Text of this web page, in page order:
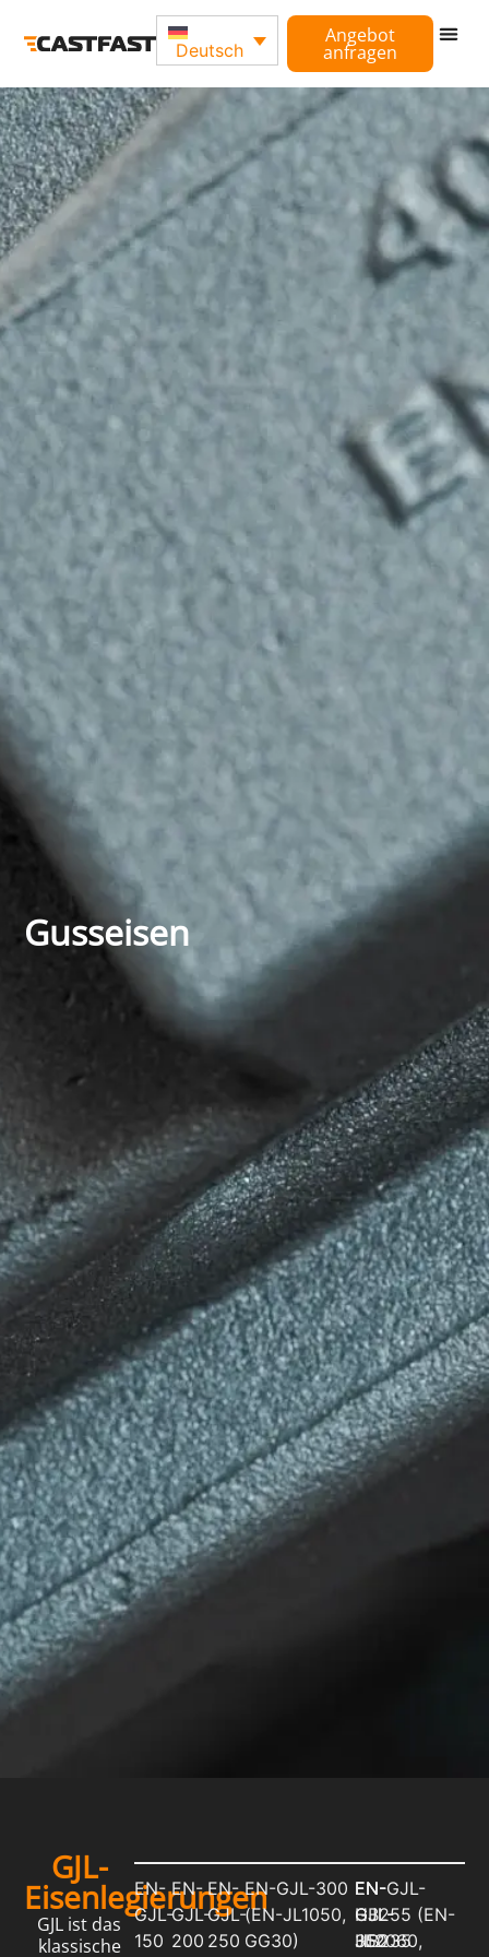
Angebot
anfragen
Deutsch
Gusseisen
GJL-
Eisenlegierungen
GJL ist das
klassische
EN-
GJL-
150
EN-
GJL-
200
EN-
GJL-
250
EN-GJL-300
(EN-JL1050,
GG30)
EN-
GJL-
350
EN-
GJL-
HB235
EN-GJL-
HB255 (EN-
JL2060,